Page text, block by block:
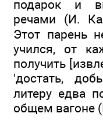
подарок и
речами (И.
Этот парень
учился, от
получить
'достать,
литеру едва
общем вагоне